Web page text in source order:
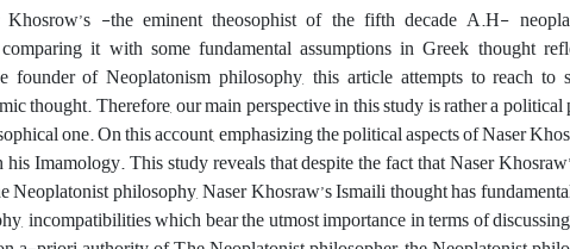
-the eminent theosophist of the fifth decade A.H-
it with some fundamental assumptions in Greek thought
founder of Neoplatonism philosophy, this article attempts to reach to
thought. Therefore, our main perspective in this study is rather a political
one. On this account, emphasizing the political aspects of Naser
Imamology. This study reveals that despite the fact that Naser
Neoplatonist philosophy, Naser Khosraw’s Ismaili thought has
incompatibilities which bear the utmost importance in terms of